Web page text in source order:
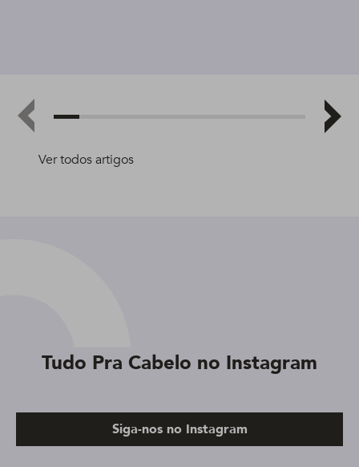
Ver todos artigos
Tudo Pra Cabelo no Instagram
Siga-nos no Instagram